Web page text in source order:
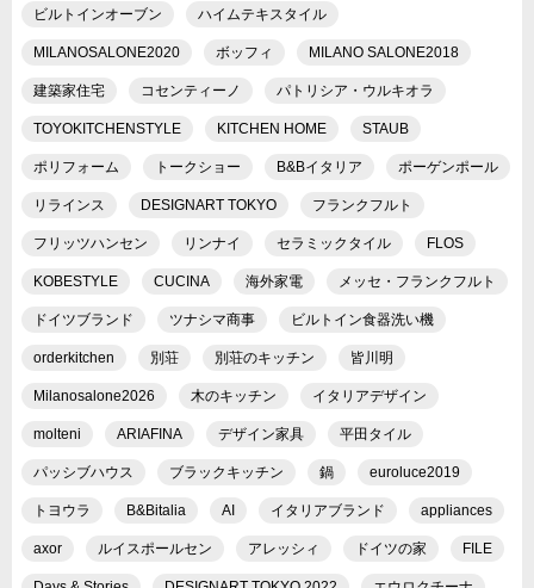
ビルトインオーブン ハイムテキスタイル
MILANOSALONE2020 ボッフィ MILANO SALONE2018
建築家住宅 コセンティーノ パトリシア・ウルキオラ
TOYOKITCHENSTYLE KITCHEN HOME STAUB
ポリフォーム トークショー B&Bイタリア ポーゲンポール
リラインス DESIGNART TOKYO フランクフルト
フリッツハンセン リンナイ セラミックタイル FLOS
KOBESTYLE CUCINA 海外家電 メッセ・フランクフルト
ドイツブランド ツナシマ商事 ビルトイン食器洗い機
orderkitchen 別荘 別荘のキッチン 皆川明
Milanosalone2026 木のキッチン イタリアデザイン
molteni ARIAFINA デザイン家具 平田タイル
パッシブハウス ブラックキッチン 鍋 euroluce2019
トヨウラ B&Bitalia AI イタリアブランド appliances
axor ルイスポールセン アレッシィ ドイツの家 FILE